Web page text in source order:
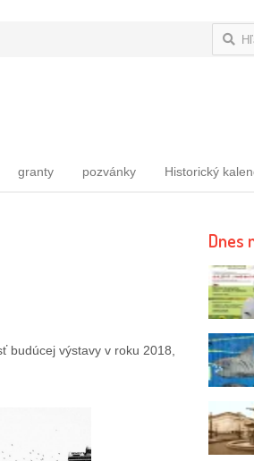
Hľadať:
granty pozvánky Historický
budúcej výstavy v roku 2018,
Dnes